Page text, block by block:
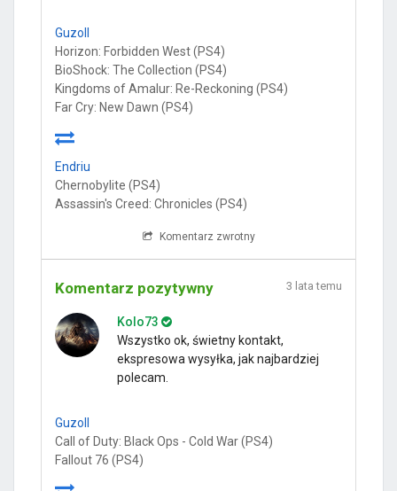
Guzoll
Horizon: Forbidden West (PS4)
BioShock: The Collection (PS4)
Kingdoms of Amalur: Re-Reckoning (PS4)
Far Cry: New Dawn (PS4)
Endriu
Chernobylite (PS4)
Assassin's Creed: Chronicles (PS4)
Komentarz zwrotny
Komentarz pozytywny 3 lata temu
Kolo73
Wszystko ok, świetny kontakt,
ekspresowa wysyłka, jak najbardziej
polecam.
Guzoll
Call of Duty: Black Ops - Cold War (PS4)
Fallout 76 (PS4)